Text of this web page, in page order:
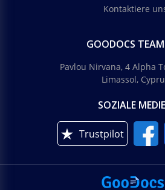
Kontaktiere
GOODOCS
Pavlou Nirvana, 4 Alpha
Limassol,
SOZIALE
Trustpilot